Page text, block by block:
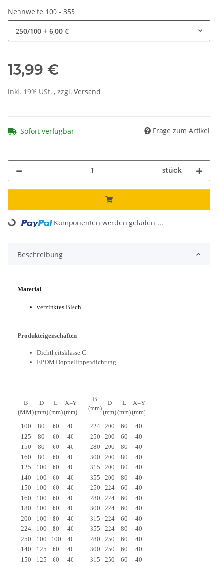
Nennweite 100 - 355
250/100 + 6,00 €
13,99 €
inkl. 19% USt. , zzgl. Versand
Sofort verfügbar Frage zum Artikel
stück
Loading... Komponenten werden geladen ...
Beschreibung
Material
verzinktes Blech
Produkteigenschaften
Dichtheitsklasse C
EPDM Doppellippendichtung
B
(MM)
D
(mm)
L
(mm)
X=Y
(mm)
B
(mm)
D
(mm)
L
(mm)
X=Y
(mm)
100
80 60 40 224 200 60
40
125
80 60 40 250 200 60
40
150
80 60 40 280 200 80
40
160
80 60 40 300 200 80
40
125
100 60 40 315 200 80
40
140
100 60 40 355 200 80
40
150
100 60 40 250 224 60
40
160
100 60 40 280 224 60
40
180
100 60 40 300 224 60
40
200
100 80 40 315 224 60
40
224
100 80 40 355 224 80
40
250
100 100 40 280 250 60
40
140
125 60 40 300 250 60
40
150
125 60 40 315 250 60
40